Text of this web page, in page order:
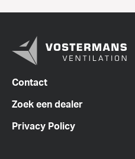
Contact
Zoek een dealer
Privacy Policy